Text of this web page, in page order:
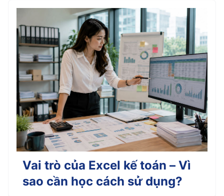
Vai trò của Excel kế toán – Vì
sao cần học cách sử dụng?